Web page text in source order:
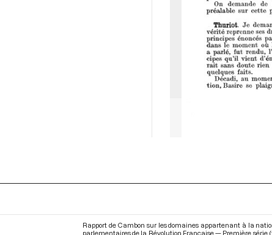
Rapport de Cambon sur les domaines appartenant à la
parlementaires de la Révolution Française — Première série